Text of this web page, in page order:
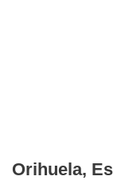
Orihuela,